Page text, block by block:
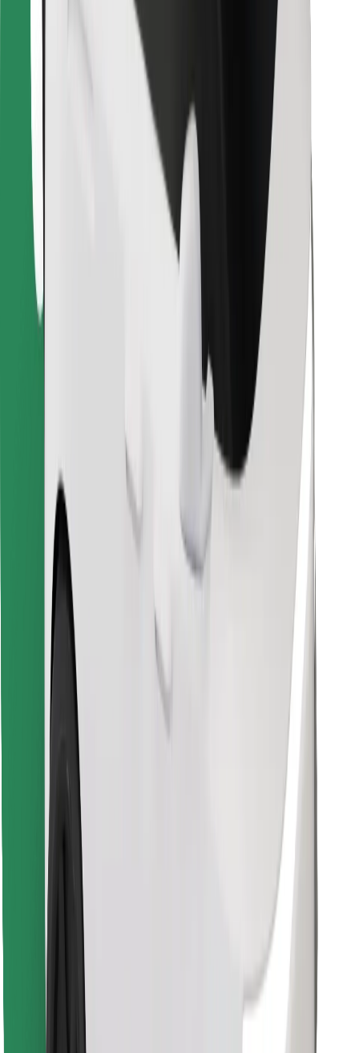
Términos y Condiciones
¡Conseguí un viaje en minutos!
Descargar la app de Bolt
Encontrá tu comida favorita
Descargar la app de Bolt Food